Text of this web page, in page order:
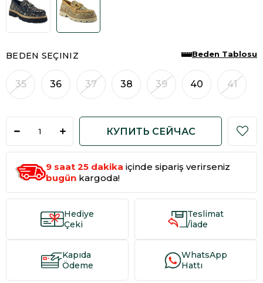
BEDEN SEÇINIZ
35 36 37 38 39 40 41
Beden Tablosu
9saat 25dakika içinde sipariş verirseniz
bugünkargoda!
Hediye
Çeki
Teslimat
/İade
Kapıda
Ödeme
WhatsApp
Hattı